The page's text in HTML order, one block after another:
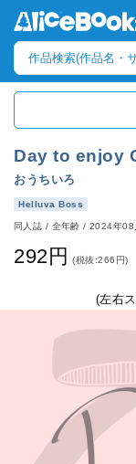
Day to enjoy
おうちいろ
Helluva Boss
同人誌 / 全年齢/2024年08
292円 (税抜:266円)
(左右